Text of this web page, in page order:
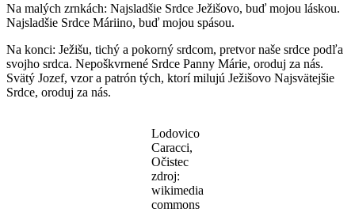
Na malých zrnkách: Najsladšie Srdce Ježišovo, buď mojou láskou.
Najsladšie Srdce Máriino, buď mojou spásou.
Na konci: Ježišu, tichý a pokorný srdcom, pretvor naše srdce podľa
svojho srdca. Nepoškvrnené Srdce Panny Márie, oroduj za nás.
Svätý Jozef, vzor a patrón tých, ktorí milujú Ježišovo Najsvätejšie
Srdce, oroduj za nás.
Lodovico
Caracci,
Očistec
zdroj:
wikimedia
commons